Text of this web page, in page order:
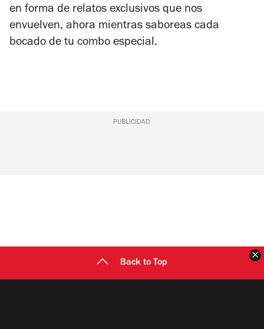
en forma de relatos exclusivos que nos
envuelven, ahora mientras saboreas cada
bocado de tu combo especial.
PUBLICIDAD
Back to Top